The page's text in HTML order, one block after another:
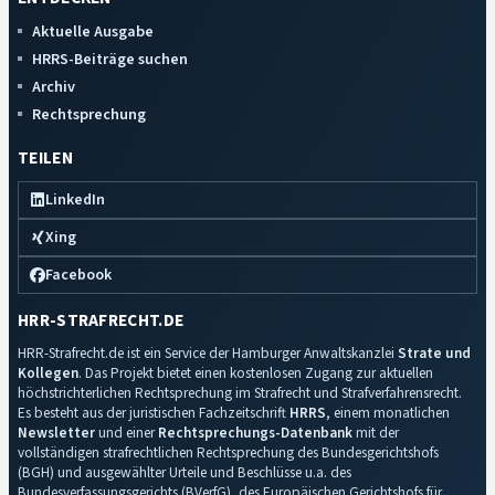
Aktuelle Ausgabe
HRRS-Beiträge suchen
Archiv
Rechtsprechung
TEILEN
LinkedIn
Xing
Facebook
HRR-STRAFRECHT.DE
HRR-Strafrecht.de ist ein Service der Hamburger Anwaltskanzlei Strate und
Kollegen. Das Projekt bietet einen kostenlosen Zugang zur aktuellen
höchstrichterlichen Rechtsprechung im Strafrecht und Strafverfahrensrecht.
Es besteht aus der juristischen Fachzeitschrift HRRS, einem monatlichen
Newsletterund einerRechtsprechungs-Datenbankmit der
vollständigen strafrechtlichen Rechtsprechung des Bundesgerichtshofs
(BGH) und ausgewählter Urteile und Beschlüsse u.a. des